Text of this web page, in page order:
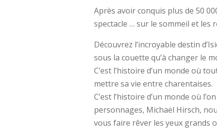
Après avoir conquis plus de 50
spectacle … sur le sommeil et les
Découvrez l’incroyable destin
sous la couette qu’à changer le
C’est l’histoire d’un monde où
mettre sa vie entre charentaises.
C’est l’histoire d’un monde où
personnages, Michaël Hirsch,
vous faire rêver les yeux grands